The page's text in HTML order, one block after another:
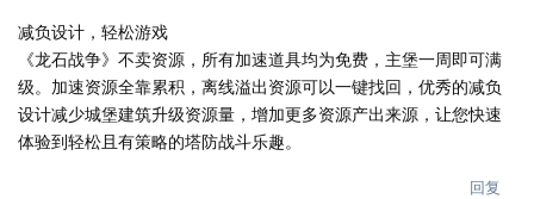
减负设计，轻松游戏
《龙石战争》不卖资源，所有加速道具均为免费，主堡一周即可满
级。加速资源全靠累积，离线溢出资源可以一键找回，优秀的减负
设计减少城堡建筑升级资源量，增加更多资源产出来源，让您快速
体验到轻松且有策略的塔防战斗乐趣。
回复